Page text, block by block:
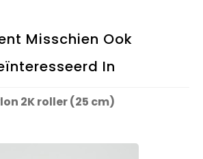
Misschien Ook
In
2K roller (25 cm)